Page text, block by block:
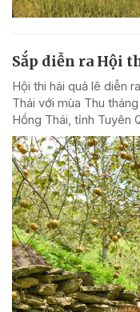
Sắp diễn ra Hội
Hội thi hái quả lê diễn
Thái với mùa Thu
Hồng Thái, tỉnh Tuyên